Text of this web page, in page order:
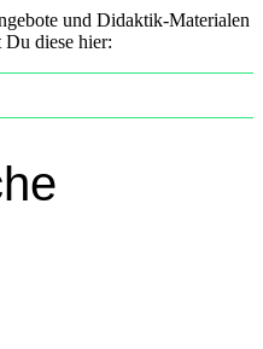
und Didaktik-Materialen
diese hier: